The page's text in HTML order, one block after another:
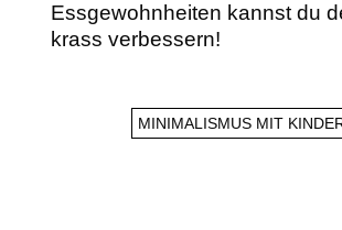
Essgewohnheiten kannst du
krass verbessern!
MINIMALISMUS MIT